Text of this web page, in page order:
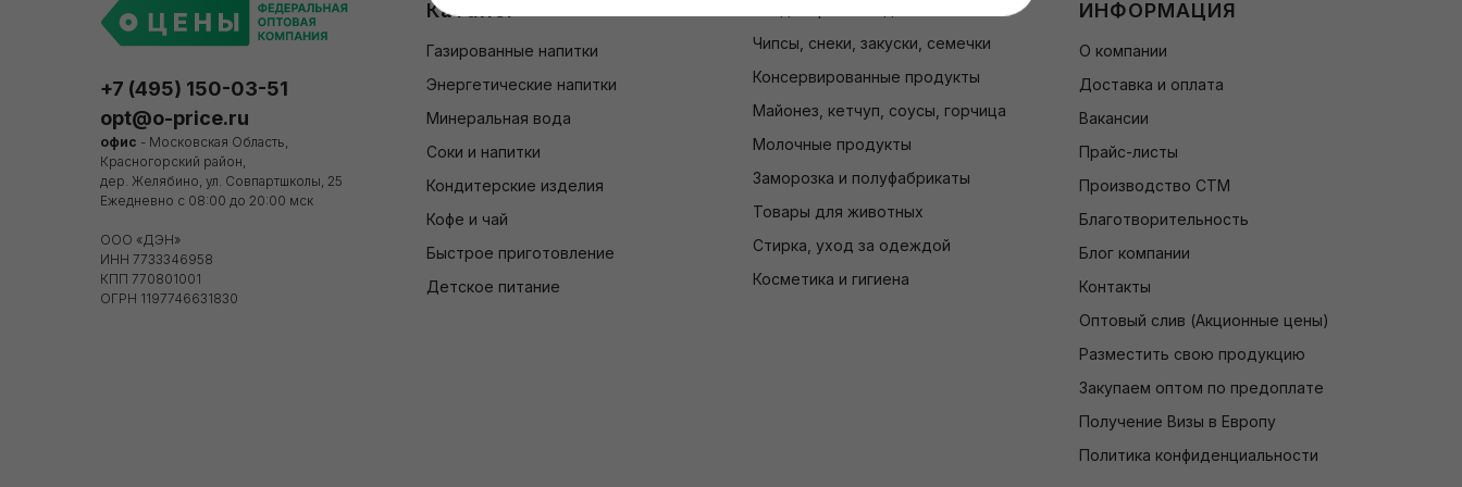
+7 (495) 150-03-51
opt@o-price.ru
офис - Московская Область,
Красногорский район,
дер. Желябино, ул. Совпартшколы, 25
Ежедневно с 08:00 до 20:00 мск
ООО «ДЭН»
ИНН 7733346958
КПП 770801001
ОГРН 1197746631830
Каталог
Газированные напитки
Энергетические напитки
Минеральная вода
Соки и напитки
Кондитерские изделия
Кофе и чай
Быстрое приготовление
Детское питание
Чипсы, снеки, закуски, семечки
Консервированные продукты
Майонез, кетчуп, соусы, горчица
Молочные продукты
Заморозка и полуфабрикаты
Товары для животных
Стирка, уход за одеждой
Косметика и гигиена
ИНФОРМАЦИЯ
О компании
Доставка и оплата
Вакансии
Прайс-листы
Производство СТМ
Благотворительность
Блог компании
Контакты
Оптовый слив (Акционные цены)
Разместить свою продукцию
Закупаем оптом по предоплате
Получение Визы в Европу
Политика конфиденциальности